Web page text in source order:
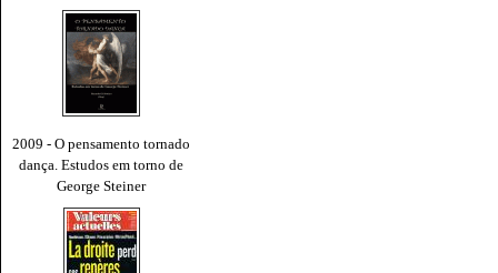
2009 - O pensamento tornado
dança. Estudos em torno de
George Steiner